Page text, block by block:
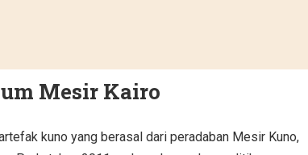
Mesir Kairo
kuno yang berasal dari peradaban Mesir Kuno,